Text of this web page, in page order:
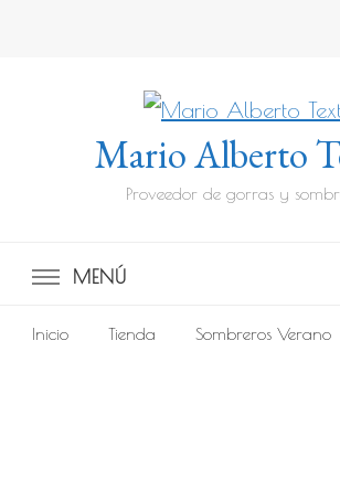
Mario Alberto
Proveedor de gorras y
MENÚ
Inicio Tienda Sombreros Verano